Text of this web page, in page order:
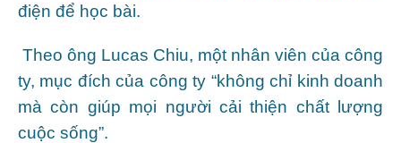
điện để học bài.
Theo ông Lucas Chiu, một nhân viên của công
ty, mục đích của công ty “không chỉ kinh doanh
mà còn giúp mọi người cải thiện chất lượng
cuộc sống”.